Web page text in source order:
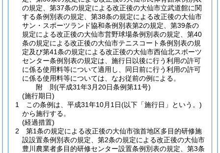
の規定、第37条の規定による改正後の大仙市立武道館に関
する条例別表の規定、第38条の規定による改正後の大仙市
サン・スポーツランド協和条例別表第2の規定、第39条の
規定による改正後の大仙市営野球場条例別表の規定、第40
条の規定による改正後の大仙市テニスコート条例別表の規
定及び第41条の規定による改正後の大仙市西仙北スポーツ
センター条例別表の規定は、施行日以後に行う利用の許可
に係る使用料等について適用し、同日前に行う利用の許可
に係る使用料等については、なお従前の例による。
附 則(平成31年3月20日条例第11号)
(施行期日)
1
この条例は、平成31年10月1日(以下「施行日」という。)
から施行する。
(経過措置)
2
第1条の規定による改正後の大仙市強首地区多目的研修施
設設置条例別表の規定、第2条の規定による改正後の大仙市
豊川農業者多目的研修センター設置条例別表の規定、第3条